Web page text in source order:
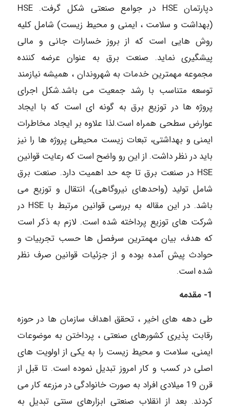
دپارتمان HSE در جوامع صنعتی شکل گرفت. HSE
(بهداشت و سلامت ، ایمنی و محیط زیست) شامل کلیه
روش هایی است که از بروز خسارات جانی و مالی
پیشگیری نماید. صنعت برق به عنوان عرضه کننده
مجموعه مهمترین خدمات به شهروندان ، همیشه نیازمند
توسعه متناسب با رشد جمعیت می باشد.شکل اجرای
پروژه ها در توزیع برق به گونه ای است که با ایجاد
عوارض سطحی همراه است.لذا علاوه بر ایجاد مخاطرات
ایمنی و بهداشتی، تبعات زیست محیطی پروژه ها را نیز
باید در نظر داشت. از این رو واضح است که رعایت قوانین
HSE در صنعت برق تا چه حد اهمیت دارد. صنعت برق
شامل تولید (واحدهای نیروگاهی)، انتقال و توزیع می
باشد. در این مقاله به بررسی قوانین مرتبط با HSE در
شرکت های توزیع پرداخته شده است. لازم به ذکر است
که هدف، بیان مهمترین سرفصل ها حسب تجربیات و
حوادث پیش آمده بوده و از جزئیات قوانین صرف نظر
شده است.
1- مقدمه
طی دهه های اخیر ، تحقق اهداف سازمان ها در حوزه
رقابت پذیری کشورهای صنعتی ، پرداختن به موضوعات
ایمنی، سلامت و محیط زیست را به یکی از اولویت های
اصلی در کسب و کار امروز تبدیل نموده است. تا قبل از
قرن 19 میلادی افراد به صورت خانوادگی در مزرعه کار می
کردند. بعد از انقلاب صنعتی ابزارهای سنتی تبدیل به